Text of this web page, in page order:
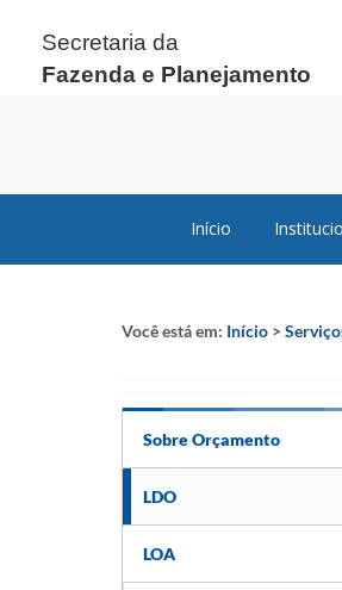
Secretaria da
Fazenda e Planejamento
Início
Você está em: Início >
Sobre Orçamento
LDO
LOA